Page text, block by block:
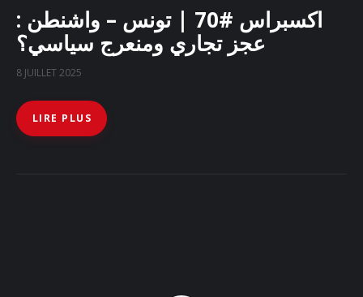
اكسبراس #70 | تونس – واشنطن :
عجز تجاري ومنعرج سياسي؟
8 JUILLET 2025
LIRE PLUS